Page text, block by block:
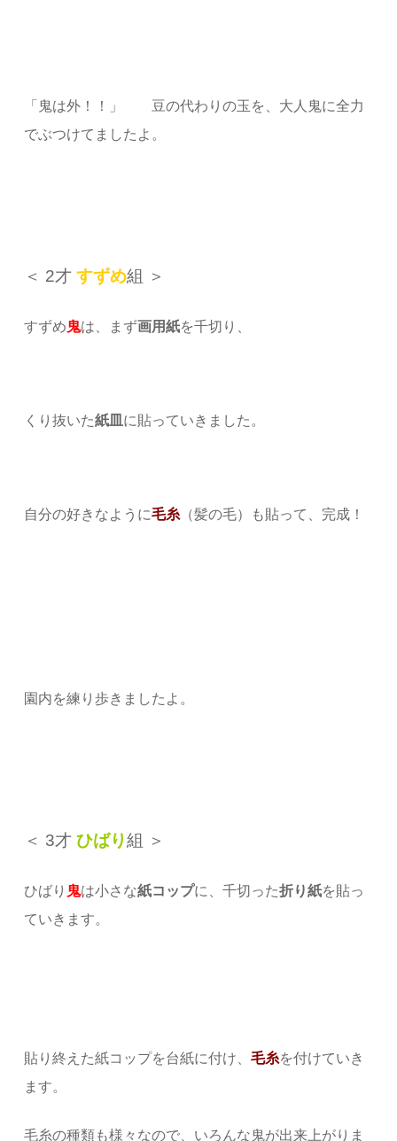
「鬼は外！！」 豆の代わりの玉を、大人鬼に全力
でぶつけてましたよ。
＜ 2才すずめ組 ＞
すずめ鬼は、まず画用紙を千切り、
くり抜いた紙皿 に貼っていきました。
自分の好きなように毛糸 （髪の毛）も貼って、完成！
園内を練り歩きましたよ。
＜ 3才ひばり組 ＞
ひばり 鬼は小さな紙コップに、千切った折り紙を貼っ
ていきます。
貼り終えた紙コップを台紙に付け、毛糸を付けていき
ます。
毛糸の種類も様々なので、いろんな鬼が出来上がりま